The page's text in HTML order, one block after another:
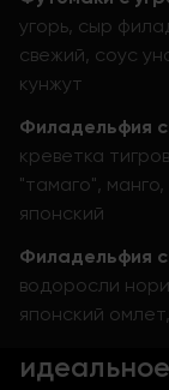
угорь, сыр
свежий, соус
кунжут
Филадельфия с
креветка
"тамаго",
японский
Филадельфия
водоросли
японский